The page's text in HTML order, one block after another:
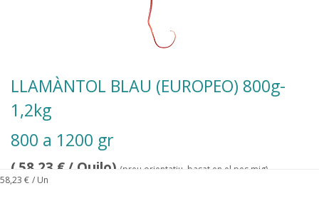
LLAMÀNTOL BLAU (EUROPEO) 800g-
1,2kg
800 a 1200 gr
(58,23 € / Quilo)
58,23 € / Un
(preu orientatiu, basat en el pes mig)